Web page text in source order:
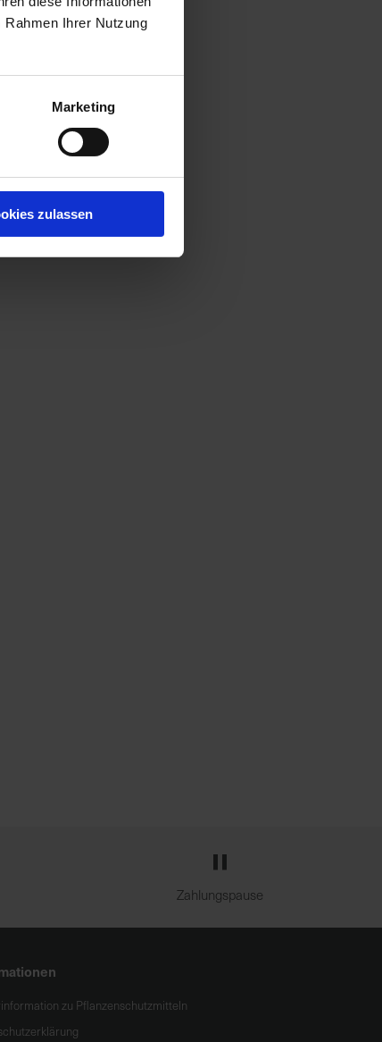
Ihrer Nutzung
Marketing
zulassen
Zahlungspause
zu Pflanzenschutzmitteln